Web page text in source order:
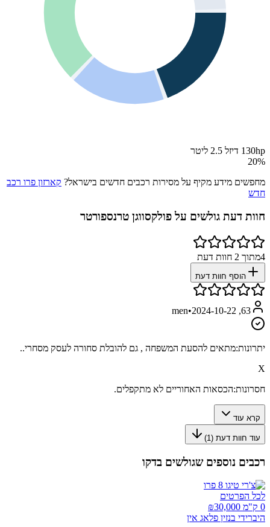
130hp דיזל 2.5 ליטר
20%
מחפשים מידע מקיף על מסירות רכבים חדשים בישראל? קארזון פרו רכב
חדש
חוות דעת גולשים על פולקסווגן טרנספורטר
4מתוך 2 חוות דעת
הוסף חוות דעת
63, men
•2024-10-22
יתרונות:מתאים להסעת המשפחה , גם להובלת סחורה לעסק מסחרי..
X
חסרונות:הכסאות האחוריים לא מתקפלים.
קרא עוד
עוד חוות דעת ( 1
)
רכבים נוספים שגולשים בדקו
לכל הפרטים
0 ק"מ ₪
30,000
היברידי בנזין פלאג אין